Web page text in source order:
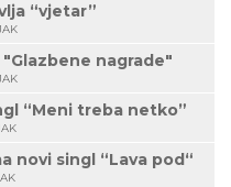
“vjetar”
nagrade"
“Meni treba netko”
novi singl “Lava pod“